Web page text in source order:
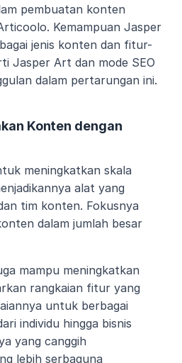
pembuatan konten
Kemampuan Jasper
jenis konten dan fitur-
Jasper Art dan mode SEO
dalam pertarungan ini.
Konten dengan
meningkatkan skala
alat yang
tim konten. Fokusnya
dalam jumlah besar
mampu meningkatkan
rangkaian fitur yang
untuk berbagai
individu hingga bisnis
yang canggih
lebih serbaguna